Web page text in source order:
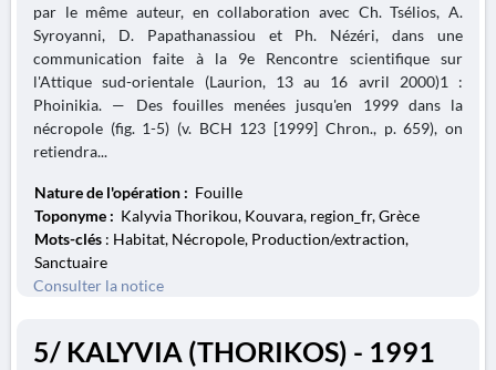
par le même auteur, en collaboration avec Ch. Tsélios, A.
Syroyanni, D. Papathanassiou et Ph. Nézéri, dans une
communication faite à la 9e Rencontre scientifique sur
l'Attique sud-orientale (Laurion, 13 au 16 avril 2000)1 :
Phoinikia. — Des fouilles menées jusqu'en 1999 dans la
nécropole (fig. 1-5) (v. BCH 123 [1999] Chron., p. 659), on
retiendra...
Nature de l'opération : Fouille
Toponyme : Kalyvia Thorikou, Kouvara, region_fr, Grèce
Mots-clés : Habitat, Nécropole, Production/extraction,
Sanctuaire
Consulter la notice
5/ KALYVIA (THORIKOS) - 1991